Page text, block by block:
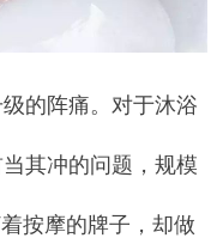
的阵痛。对于沐浴
其冲的问题，规模
按摩的牌子，却做